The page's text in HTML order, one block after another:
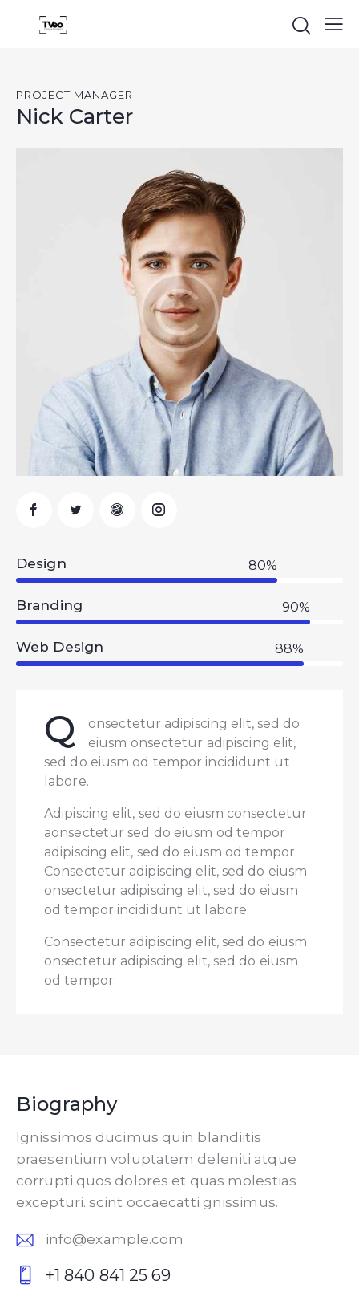
PROJECT MANAGER
Nick Carter
Design 80%
Branding 90%
Web Design 88%
Q
onsectetur adipiscing elit, sed do
eiusm onsectetur adipiscing elit,
sed do eiusm od tempor incididunt ut
labore.
Adipiscing elit, sed do eiusm consectetur
aonsectetur sed do eiusm od tempor
adipiscing elit, sed do eiusm od tempor.
Consectetur adipiscing elit, sed do eiusm
onsectetur adipiscing elit, sed do eiusm
od tempor incididunt ut labore.
Consectetur adipiscing elit, sed do eiusm
onsectetur adipiscing elit, sed do eiusm
od tempor.
Biography
Ignissimos ducimus quin blandiitis
praesentium voluptatem deleniti atque
corrupti quos dolores et quas molestias
excepturi. scint occaecatti gnissimus.
E-
m
info@example.com
+1 840 841 25 69